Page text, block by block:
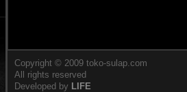
Copyright © 2009 toko-sulap.com
All rights reserved
Developed by LIFE